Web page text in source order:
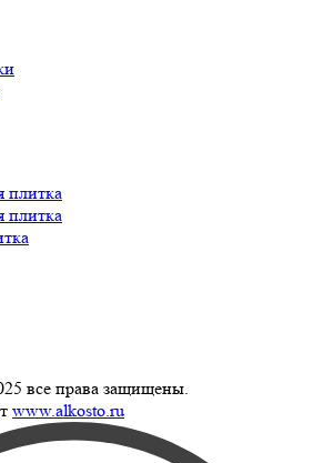
плитка
плитка
все права защищены.
www.alkosto.ru